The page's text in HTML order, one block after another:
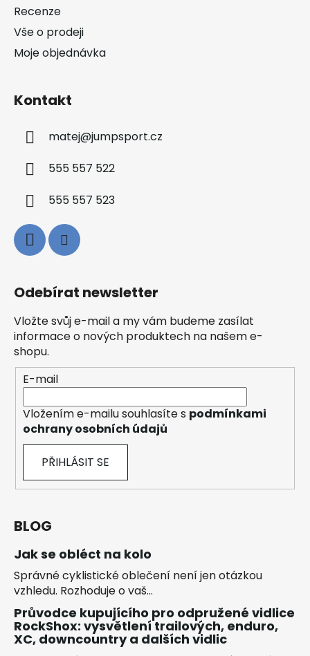
Recenze
Vše o prodeji
Moje objednávka
Kontakt
matej@jumpsport.cz
555 557 522
555 557 523
Odebírat newsletter
Vložte svůj e-mail a my vám budeme zasílat
informace o nových produktech na našem e-
shopu.
E-mail
Vložením e-mailu souhlasíte s podmínkami
ochrany osobních údajů
PŘIHLÁSIT SE
BLOG
Jak se obléct na kolo
Správné cyklistické oblečení není jen otázkou
vzhledu. Rozhoduje o vaš...
Průvodce kupujícího pro odpružené vidlice
RockShox: vysvětlení trailových, enduro,
XC, downcountry a dalších vidlic